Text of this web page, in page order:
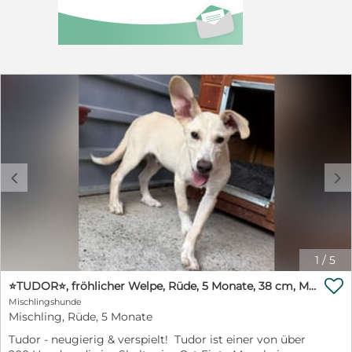
aufwachsen darf, noch viele Dinge kennenlernen kann
und einen treuen Menschen an seiner Seite findet. Mit
seiner fröhlichen Art wird er sicher schnell ein
werden vor ihrer Ausreise gechipt und geimpft. Sie
haben einen EU-Heimtierausweis, sind tierärztlich
untersucht und werden je nach Alter kastriert. Die
Schutzgebühr beträgt 480 EUR. Auf unserer
Homepage findet ihr eine Übersicht aller Hunde und
auch von Carsten:
https://www.tierschutzmitherz.de/hund/carsten
1 / 5
c d
⭐️TUDOR⭐️, fröhlicher Welpe, Rüde, 5 Monate, 38 cm, Mischling, Tierschutz Rumänien
Mischlingshunde
Mischling, Rüde, 5 Monate
Tudor - neugierig & verspielt! Tudor ist einer von über
